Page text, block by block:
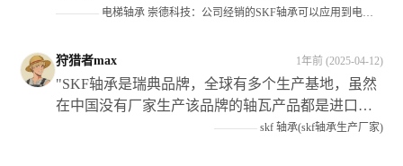
和维修过程中应注意检查曳引轮等关键部件的磨损
———— 电梯轴承 崇德科技：公司经销的SKF轴承可以应用到电梯设备中
狩猎者max 1年前 (2025-04-12)
"SKF轴承是瑞典品牌，全球有多个生产基地，虽然
在中国没有厂家生产该品牌的轴瓦产品都是进口的
但需要注意仿造品较多需要谨慎选择购买渠道以确
————skf 轴承(skf轴承生产厂家)